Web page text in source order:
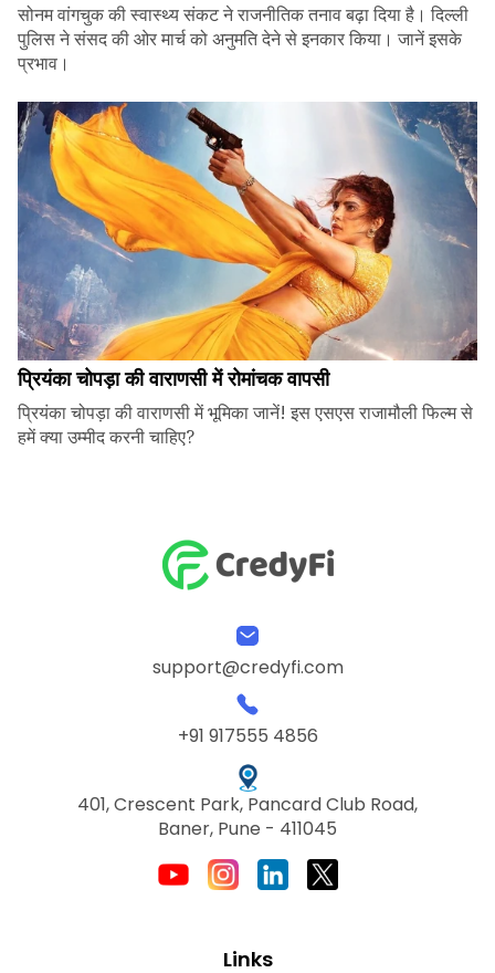
सोनम वांगचुक की स्वास्थ्य संकट ने राजनीतिक तनाव बढ़ा दिया है। दिल्ली
पुलिस ने संसद की ओर मार्च को अनुमति देने से इनकार किया। जानें इसके
प्रभाव।
प्रियंका चोपड़ा की वाराणसी में रोमांचक वापसी
प्रियंका चोपड़ा की वाराणसी में भूमिका जानें! इस एसएस राजामौली फिल्म से
हमें क्या उम्मीद करनी चाहिए?
support@credyfi.com
+91 917555 4856
401, Crescent Park, Pancard Club Road,
Baner, Pune - 411045
Links